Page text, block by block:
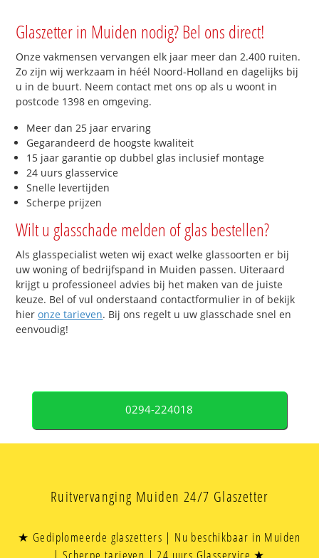
Glaszetter in Muiden nodig? Bel ons direct!
Onze vakmensen vervangen elk jaar meer dan 2.400 ruiten.
Zo zijn wij werkzaam in héél Noord-Holland en dagelijks bij
u in de buurt. Neem contact met ons op als u woont in
postcode 1398 en omgeving.
Meer dan 25 jaar ervaring
Gegarandeerd de hoogste kwaliteit
15 jaar garantie op dubbel glas inclusief montage
24 uurs glasservice
Snelle levertijden
Scherpe prijzen
Wilt u glasschade melden of glas bestellen?
Als glasspecialist weten wij exact welke glassoorten er bij
uw woning of bedrijfspand in Muiden passen. Uiteraard
krijgt u professioneel advies bij het maken van de juiste
keuze. Bel of vul onderstaand contactformulier in of bekijk
hieronze tarieven. Bij ons regelt u uw glasschade snel en
eenvoudig!
0294-224018
Ruitvervanging Muiden 24/7 Glaszetter
★ Gediplomeerde glaszetters | Nu beschikbaar in Muiden
| Scherpe tarieven | 24 uurs Glasservice ★